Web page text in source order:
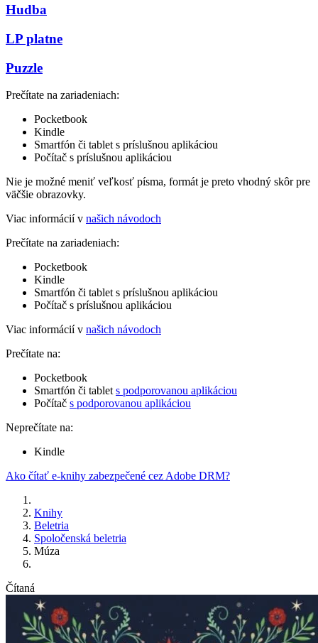
Hudba
LP platne
Puzzle
Prečítate na zariadeniach:
Pocketbook
Kindle
Smartfón či tablet s príslušnou aplikáciou
Počítač s príslušnou aplikáciou
Nie je možné meniť veľkosť písma, formát je preto vhodný skôr pre
väčšie obrazovky.
Viac informácií v našich návodoch
Prečítate na zariadeniach:
Pocketbook
Kindle
Smartfón či tablet s príslušnou aplikáciou
Počítač s príslušnou aplikáciou
Viac informácií v našich návodoch
Prečítate na:
Pocketbook
Smartfón či tablet s podporovanou aplikáciou
Počítač s podporovanou aplikáciou
Neprečítate na:
Kindle
Ako čítať e-knihy zabezpečené cez Adobe DRM?
Knihy
Beletria
Spoločenská beletria
Múza
Čítaná